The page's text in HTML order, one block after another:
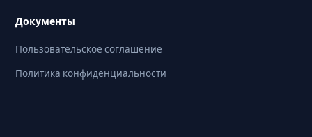
Документы
Пользовательское соглашение
Политика конфиденциальности